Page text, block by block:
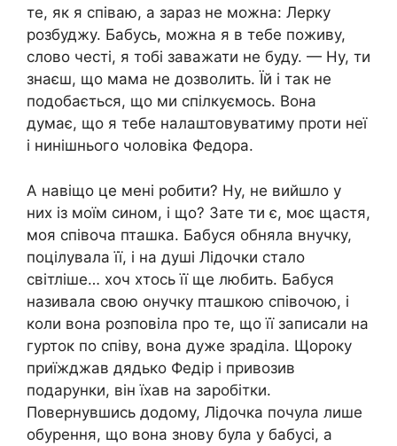
те, як я співаю, а зараз не можна: Лерку
розбуджу. Бабусь, можна я в тебе поживу,
слово честі, я тобі заважати не буду. — Ну, ти
знаєш, що мама не дозволить. Їй і так не
подобається, що ми спілкуємось. Вона
думає, що я тебе налаштовуватиму пpоти неї
і нинішнього чоловіка Федора.
А навіщо це мені робити? Ну, не вийшло у
них із моїм сином, і що? Зате ти є, моє щастя,
моя співоча пташка. Бабуся обняла внучку,
поцілувала її, і на душі Лідочки стало
світліше… хоч хтось її ще любить. Бабуся
називала свою онучку пташкою співочою, і
коли вона розповіла про те, що її записали на
гурток по співу, вона дуже зраділа. Щороку
приїжджав дядько Федір і привозив
подарунки, він їхав на заробітки.
Повернувшись додому, Лідочка почула лише
обурення, що вона знову була у бабусі, а